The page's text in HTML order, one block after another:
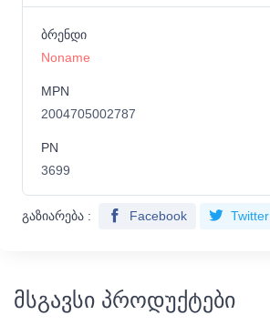
ბრენდი
Noname
MPN
2004705002787
PN
3699
გაზიარება : Facebook Twitter
მსგავსი პროდუქტები